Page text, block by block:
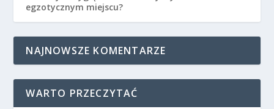
egzotycznym miejscu?
NAJNOWSZE KOMENTARZE
WARTO PRZECZYTAĆ